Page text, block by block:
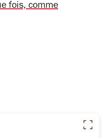
fois, comme